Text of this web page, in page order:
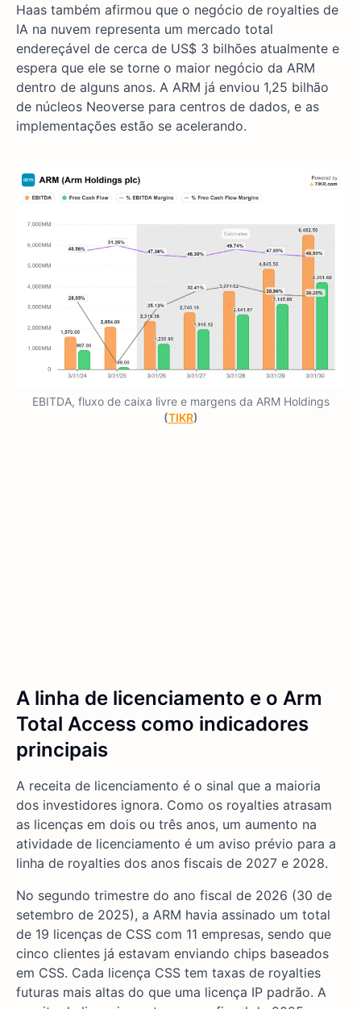
Haas também afirmou que o negócio de royalties de
IA na nuvem representa um mercado total
endereçável de cerca de US$ 3 bilhões atualmente e
espera que ele se torne o maior negócio da ARM
dentro de alguns anos. A ARM já enviou 1,25 bilhão
de núcleos Neoverse para centros de dados, e as
implementações estão se acelerando.
EBITDA, fluxo de caixa livre e margens da ARM Holdings
(TIKR)
A linha de licenciamento e o Arm
Total Access como indicadores
principais
A receita de licenciamento é o sinal que a maioria
dos investidores ignora. Como os royalties atrasam
as licenças em dois ou três anos, um aumento na
atividade de licenciamento é um aviso prévio para a
linha de royalties dos anos fiscais de 2027 e 2028.
No segundo trimestre do ano fiscal de 2026 (30 de
setembro de 2025), a ARM havia assinado um total
de 19 licenças de CSS com 11 empresas, sendo que
cinco clientes já estavam enviando chips baseados
em CSS. Cada licença CSS tem taxas de royalties
futuras mais altas do que uma licença IP padrão. A